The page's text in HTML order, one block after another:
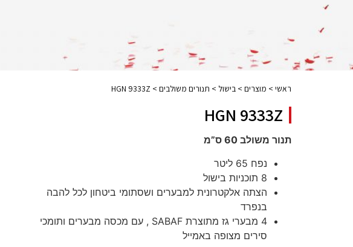
ראשי > מוצרים > בישול > תנורים משולבים >
HGN 9333Z
HGN 9333Z
תנור משולב 60 ס”מ
נפח 65 ליטר
8 תוכניות בישול
הצתה אלקטרונית למבערים ושסתומי ביטחון לכל להבה
בנפרד
4 מבערי גז מתוצרת SABAF , עם מכסה מבערים ותומכי
סירים מצופה באמייל